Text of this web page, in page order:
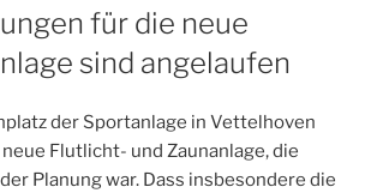
für die neue
sind angelaufen
der Sportanlage in Vettelhoven
Flutlicht- und Zaunanlage, die
Planung war. Dass insbesondere die